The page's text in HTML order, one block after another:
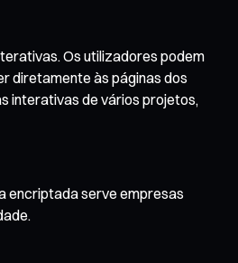
Os utilizadores podem
diretamente às páginas dos
interativas de vários projetos,
encriptada serve empresas